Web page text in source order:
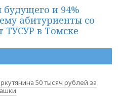
и 94%
абитуриенты со
ТУСУР в Томске
50 тысяч рублей за